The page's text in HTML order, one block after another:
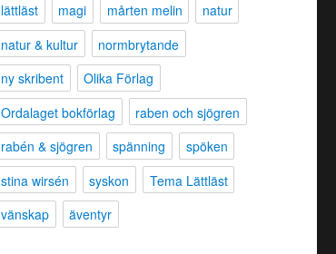
lättläst
magi mårten melin
natur
natur & kultur
normbrytande
ny skribent
Olika Förlag
Ordalaget bokförlag
raben och sjögren
rabén & sjögren
spänning
spöken
stina wirsén
syskon
Tema Lättläst
vänskap
äventyr